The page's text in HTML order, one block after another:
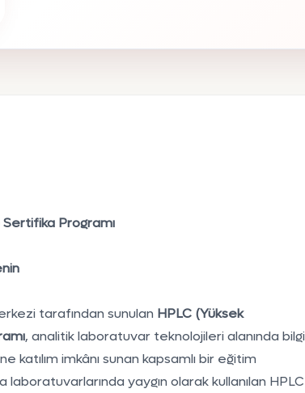
Sertifika Programı
tarafından sunulan HPLC (Yüksek
, analitik laboratuvar teknolojileri alanında bilgi
katılım imkânı sunan kapsamlı bir eğitim
yaygın olarak kullanılan HPLC